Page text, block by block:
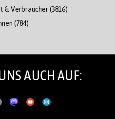
& Verbraucher(3816)
(784)
AUCH AUF: